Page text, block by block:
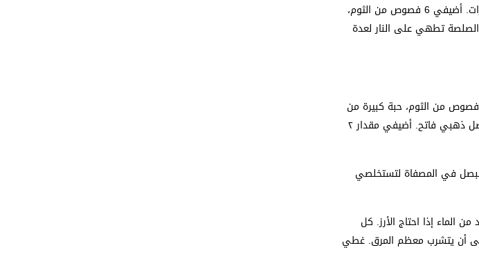
10. أعيدي القدر الذي فيه البصل المقلي على النار وأضيفي ملعقة صغيرة من خليط البهارات. أضيفي 6 فصوص من الثوم،
تطهي على النار لعدة
ضعي القدر الذي وضعت به الزيت المستخدم لقلي البصل على نار متوسطة. أضيفي 6 فصوص من الثوم، حبة كبيرة من
البصل المفروم خشن و4 ملاعق كبيرة من الزيت، قلبي الثوم والبصل إلى أن يصبح لون البصل ذهبي فاتح. أضيفي مقدار ٢
في المصفاة لتستخلصي
الماء إذا احتاج الأرز. كل
أن يتشرب معظم المرق. غطي